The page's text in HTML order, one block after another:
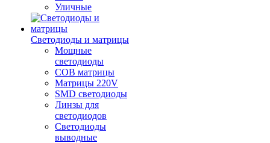
Уличные
Светодиоды и матрицы
Мощные
светодиоды
COB матрицы
Матрицы 220V
SMD светодиоды
Линзы для
светодиодов
Светодиоды
выводные